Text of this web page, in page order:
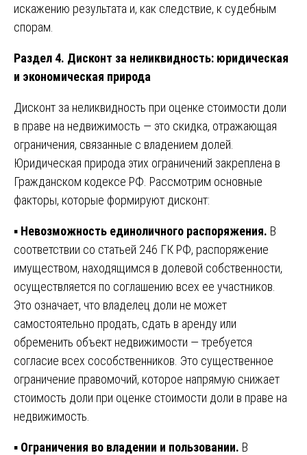
искажению результата и, как следствие, к судебным
спорам.
Раздел 4. Дисконт за неликвидность: юридическая
и экономическая природа
Дисконт за неликвидность при оценке стоимости доли
в праве на недвижимость — это скидка, отражающая
ограничения, связанные с владением долей.
Юридическая природа этих ограничений закреплена в
Гражданском кодексе РФ. Рассмотрим основные
факторы, которые формируют дисконт:
▪️ Невозможность единоличного распоряжения. В
соответствии со статьей 246 ГК РФ, распоряжение
имуществом, находящимся в долевой собственности,
осуществляется по соглашению всех ее участников.
Это означает, что владелец доли не может
самостоятельно продать, сдать в аренду или
обременить объект недвижимости — требуется
согласие всех сособственников. Это существенное
ограничение правомочий, которое напрямую снижает
стоимость доли при оценке стоимости доли в праве на
недвижимость.
▪️ Ограничения во владении и пользовании. В